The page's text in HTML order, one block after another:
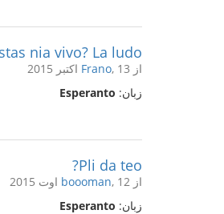
nia vivo? La ludo!
از Frano, 13 اکتبر 2015
زبان: Esperanto
Pli da teo?
از boooman, 12 اوت 2015
زبان: Esperanto